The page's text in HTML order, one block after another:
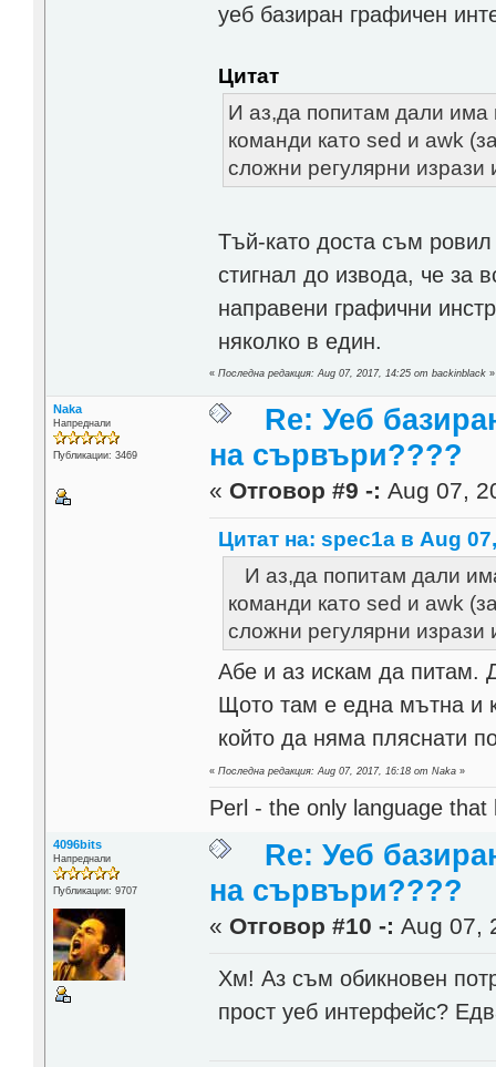
уеб базиран графичен
Цитат
И аз,да попитам дали има
команди като sed и awk
сложни регулярни изрази
Тъй-като доста съм
стигнал до извода, че за
направени графични
няколко в един.
«Последна редакция: Aug 07, 2017, 14:25 от backinblack »
Naka
Напреднали
Публикации: 3469
Re: Уеб
на сървъри????
« Отговор #9 -: Aug 07,
Цитат на: spec1a в Aug
И аз,да попитам дали
команди като sed и awk
сложни регулярни изрази
Абе и аз искам да питам.
Щото там е една мътна и
който да няма пляснати
«Последна редакция: Aug 07, 2017, 16:18 от Naka »
Perl - the only language
4096bits
Напреднали
Публикации: 9707
Re: Уеб
на сървъри????
« Отговор #10 -: Aug 07,
Хм! Аз съм обикновен
прост уеб интерфейс?